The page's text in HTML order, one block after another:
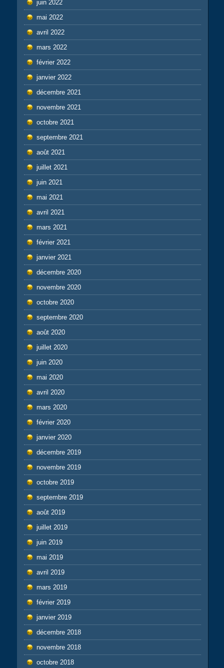
juin 2022
mai 2022
avril 2022
mars 2022
février 2022
janvier 2022
décembre 2021
novembre 2021
octobre 2021
septembre 2021
août 2021
juillet 2021
juin 2021
mai 2021
avril 2021
mars 2021
février 2021
janvier 2021
décembre 2020
novembre 2020
octobre 2020
septembre 2020
août 2020
juillet 2020
juin 2020
mai 2020
avril 2020
mars 2020
février 2020
janvier 2020
décembre 2019
novembre 2019
octobre 2019
septembre 2019
août 2019
juillet 2019
juin 2019
mai 2019
avril 2019
mars 2019
février 2019
janvier 2019
décembre 2018
novembre 2018
octobre 2018